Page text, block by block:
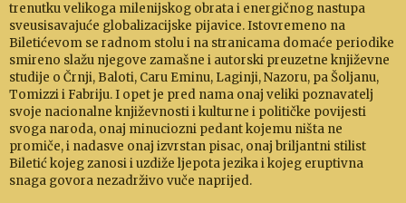
trenutku velikoga mile­nijskog ob­rata i energičnog nastupa
sveusisavajuće globaliza­cij­ske pijavice. Istovremeno na
Biletićevom se radnom stolu i na stranicama domaće periodike
smireno slažu njegove za­mašne i autorski preuzetne književne
studije o Črnji, Baloti, Caru Eminu, Laginji, Nazoru, pa Šolja­nu,
To­mizzi i Fabriju. I opet je pred nama onaj veliki poznava­telj
svoje nacionalne književnosti i kulturne i političke povijesti
svoga naroda, onaj minuciozni pe­dant kojemu ništa ne
promiče, i nadasve onaj izvrstan pisac, onaj bri­ljantni stilist
Biletić kojeg zanosi i uzdiže ljepota jezika i kojeg eruptivna
snaga go­vora nezadrživo vuče naprijed.